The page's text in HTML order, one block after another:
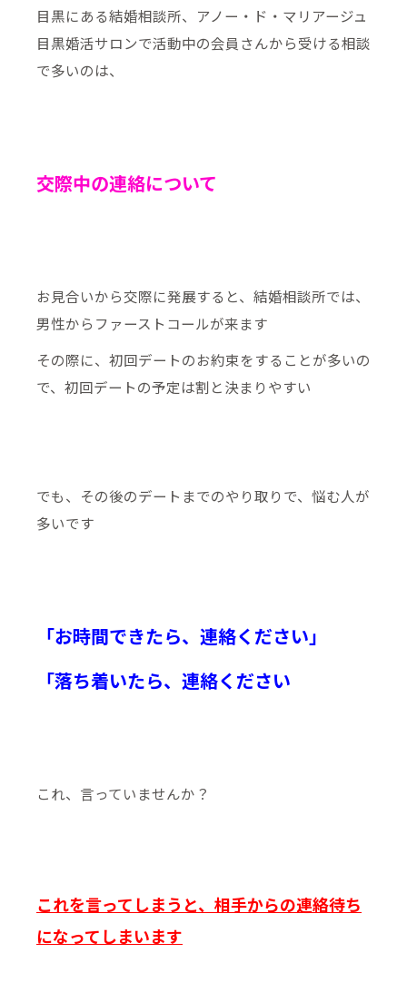
目黒にある結婚相談所、アノー・ド・マリアージュ
目黒婚活サロンで活動中の会員さんから受ける相談
で多いのは、
交際中の連絡について
お見合いから交際に発展すると、結婚相談所では、
男性からファーストコールが来ます
その際に、初回デートのお約束をすることが多いの
で、初回デートの予定は割と決まりやすい
でも、その後のデートまでのやり取りで、悩む人が
多いです
「お時間できたら、連絡ください」
「落ち着いたら、連絡ください
これ、言っていませんか？
これを言ってしまうと、相手からの連絡待ち
になってしまいます